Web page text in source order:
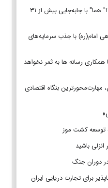
پایان عملیات پروازی اربعین ۱۴۰۵" هما" با جابه‌جایی بیش از ۳۱
امام(ره) با جذب سرمایه‌های
رسانه ها به ثمر نخواهد
مهارت‌محورترین بنگاه اقتصادی
توسعه کشت موز
باشید
دوران جنگ
برای تجارت دریایی ایران